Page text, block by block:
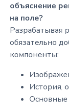
объяснение
на поле?
Разрабатывая
обязательно
компоненты:
История,
Основные